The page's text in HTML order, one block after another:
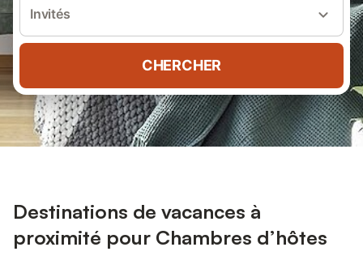
Invités
CHERCHER
Destinations de vacances à
proximité pour Chambres d’hôtes